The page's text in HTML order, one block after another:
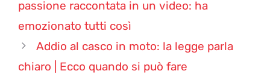
passione raccontata in un video: ha
emozionato tutti così
Addio al casco in moto: la legge parla
chiaro | Ecco quando si può fare